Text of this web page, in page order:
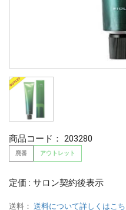
商品コード： 203280
廃番 アウトレット
定価 : サロン契約後表示
送料： 送料について詳しくはこち